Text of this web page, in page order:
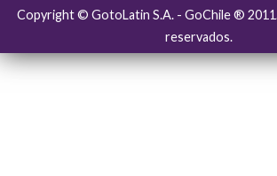
Copyright © GotoLatin S.A. - GoChile ®
reservados.